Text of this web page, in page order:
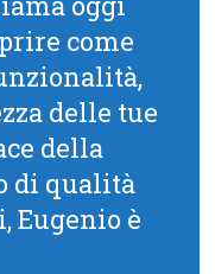
come
delle tue
della
di qualità
Eugenio è